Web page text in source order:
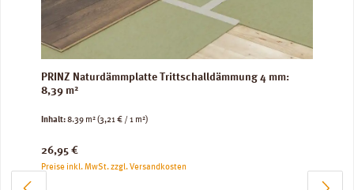
PRINZ Naturdämmplatte Trittschalldämmung 4 mm:
8,39 m²
Inhalt:8.39 m²(3,21 € / 1 m²)
Regulärer Preis:
26,95 €
Preise inkl. MwSt. zzgl. Versandkosten